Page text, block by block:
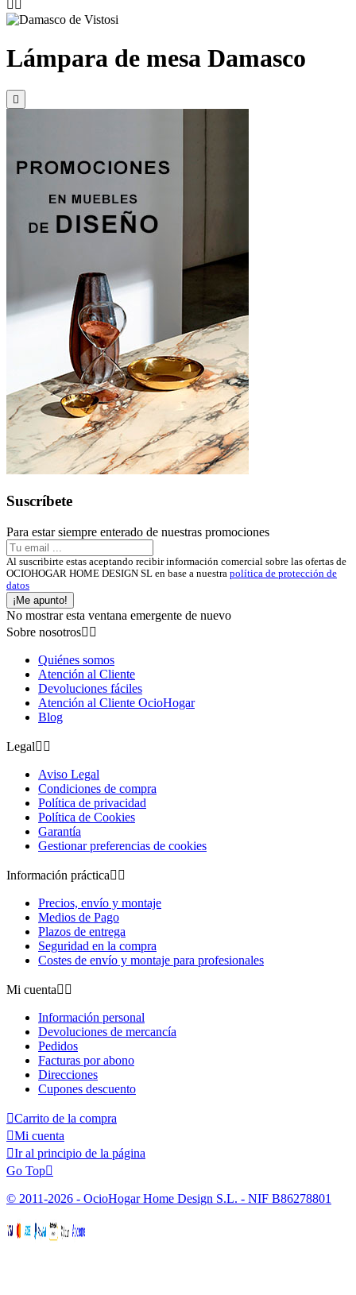
Lámpara de mesa Damasco

Suscríbete
Para estar siempre enterado de nuestras promociones
Al suscribirte estas aceptando recibir información comercial sobre las ofertas de
OCIOHOGAR HOME DESIGN SL en base a nuestra política de protección de
datos
¡Me apunto!
No mostrar esta ventana emergente de nuevo
Sobre nosotros 
Quiénes somos
Atención al Cliente
Devoluciones fáciles
Atención al Cliente OcioHogar
Blog
Legal 
Aviso Legal
Condiciones de compra
Política de privacidad
Política de Cookies
Garantía
Gestionar preferencias de cookies
Información práctica 
Precios, envío y montaje
Medios de Pago
Plazos de entrega
Seguridad en la compra
Costes de envío y montaje para profesionales
Mi cuenta 
Información personal
Devoluciones de mercancía
Pedidos
Facturas por abono
Direcciones
Cupones descuento
Carrito de la compra
Mi cuenta
Ir al principio de la página
Go Top
© 2011-2026 - OcioHogar Home Design S.L. - NIF B86278801